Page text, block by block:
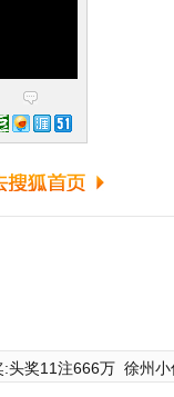
头奖11注666万 徐州